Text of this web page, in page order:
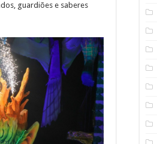
guardiões e saberes